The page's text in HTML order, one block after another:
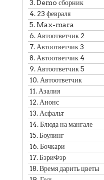
3.Demo сборник
4. 23 февраля
5. Max-mara
6. Автоответчик 2
7. Автоответчик 3
8. Автоответчик 4
9. Автоответчик 5
10. Автоответчик
11. Азалия
12. Анонс
13. Асфальт
14.Блюда на мангале
15.Боулинг
16.Бочкари
17.БэриФэр
18.Время дарить цветы